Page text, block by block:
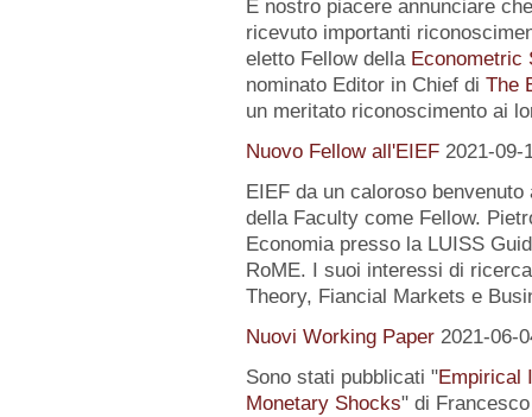
È nostro piacere annunciare
ricevuto importanti
eletto Fellow della Econometric
nominato Editor in Chief di The
un meritato riconoscimento ai
Nuovo Fellow all'EIEF 2021-09-
EIEF da un caloroso
della Faculty come Fellow.
Economia presso la LUISS
RoME. I suoi interessi di
Theory, Fiancial Markets e
Nuovi Working Paper 2021-06-
Sono stati pubblicati "Empirical
Monetary Shocks" di